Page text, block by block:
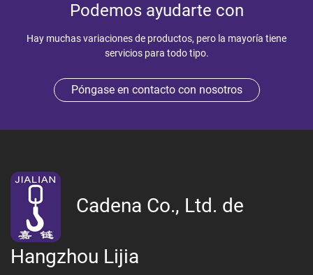
Podemos ayudarte con
Hay muchas variaciones de productos, pero la mayoría tiene
servicios para todo tipo.
Póngase en contacto con nosotros
Cadena Co., Ltd. de
Hangzhou Lijia